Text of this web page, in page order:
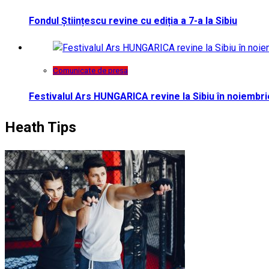
Fondul Științescu revine cu ediția a 7-a la Sibiu
Comunicate de presa
Festivalul Ars HUNGARICA revine la Sibiu în
Heath Tips